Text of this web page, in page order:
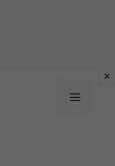
Menu